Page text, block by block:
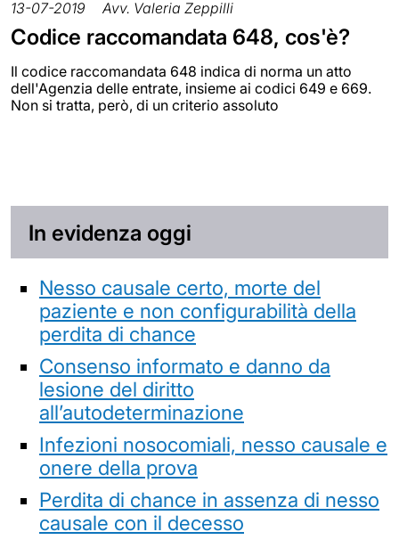
13-07-2019 Avv. Valeria Zeppilli
Codice raccomandata 648, cos'è?
Il codice raccomandata 648 indica di norma un atto
dell'Agenzia delle entrate, insieme ai codici 649 e 669.
Non si tratta, però, di un criterio assoluto
In evidenza oggi
Nesso causale certo, morte del
paziente e non configurabilità della
perdita di chance
Consenso informato e danno da
lesione del diritto
all’autodeterminazione
Infezioni nosocomiali, nesso causale e
onere della prova
Perdita di chance in assenza di nesso
causale con il decesso